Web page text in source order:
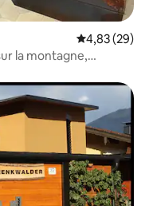
Évaluation
4,83 (29)
la montagne,